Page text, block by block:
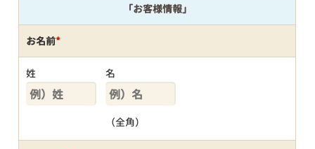
「お客様情報」
お名前*
姓 名
（全角）